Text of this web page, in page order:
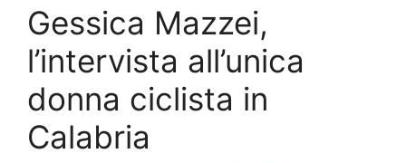
Gessica Mazzei,
l’intervista all’unica
donna ciclista in
Calabria